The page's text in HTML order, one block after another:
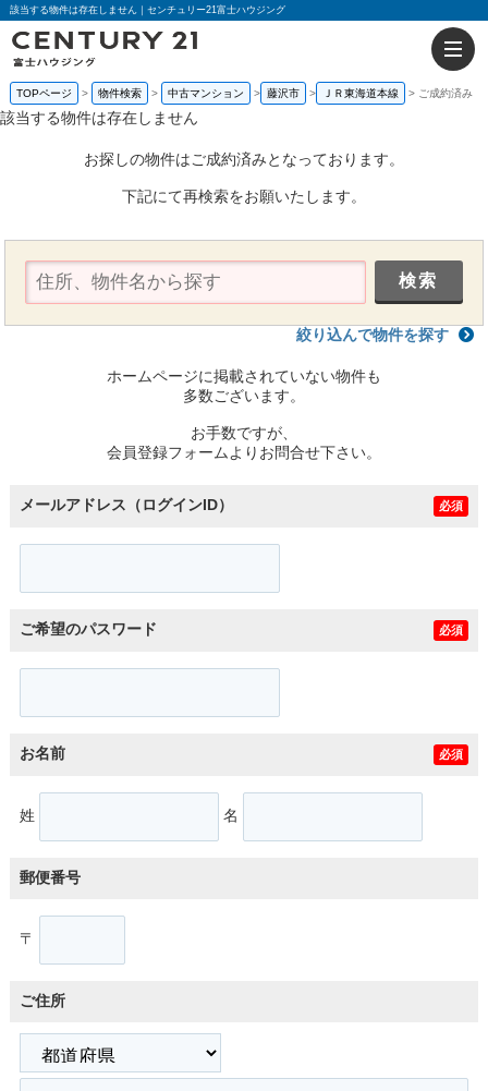
該当する物件は存在しません｜センチュリー21富士ハウジング
TOPページ 物件検索 中古マンション 藤沢市 ＪＲ東海道本線 ご成約済み
該当する物件は存在しません
お探しの物件はご成約済みとなっております。
下記にて再検索をお願いたします。
絞り込んで物件を探す
ホームページに掲載されていない物件も
多数ございます。
お手数ですが、
会員登録フォームよりお問合せ下さい。
メールアドレス（ログインID） 必須
ご希望のパスワード 必須
お名前 必須
姓 名
郵便番号
〒
ご住所